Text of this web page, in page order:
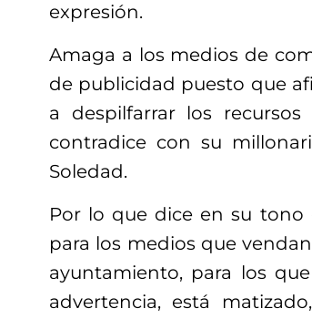
expresión.
Amaga a los medios de
de publicidad puesto que
a despilfarrar los
contradice con su
Soledad.
Por lo que dice en su tono
para los medios que
ayuntamiento, para los
advertencia, está